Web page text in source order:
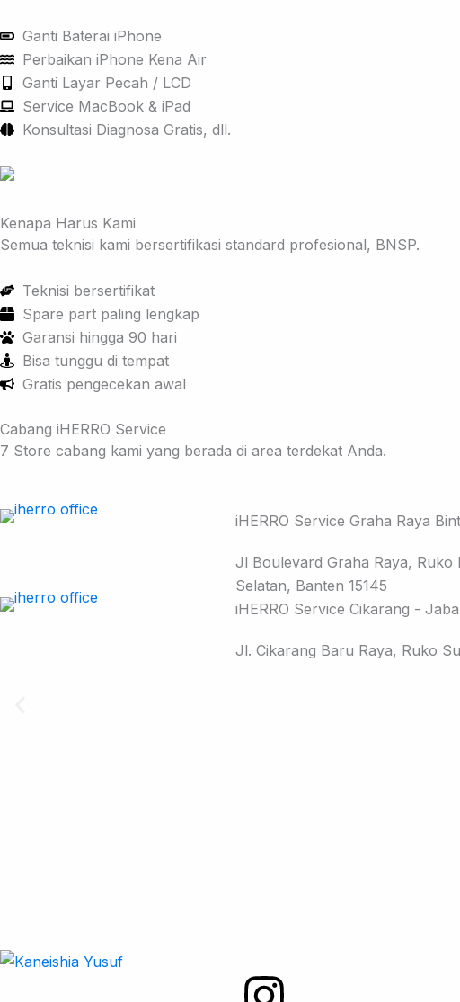
Ganti Baterai iPhone
Perbaikan iPhone Kena Air
Ganti Layar Pecah / LCD
Service MacBook & iPad
Konsultasi Diagnosa Gratis, dll.
Kenapa Harus Kami
Semua teknisi kami bersertifikasi standard profesional, BNSP.
Teknisi bersertifikat
Spare part paling lengkap
Garansi hingga 90 hari
Bisa tunggu di tempat
Gratis pengecekan awal
Cabang iHERRO Service
7 Store cabang kami yang berada di area terdekat Anda.
iHERRO Service Graha Raya
Jl Boulevard Graha Raya, Ruko
Selatan, Banten 15145
iHERRO Service Cikarang -
Jl. Cikarang Baru Raya, Ruko